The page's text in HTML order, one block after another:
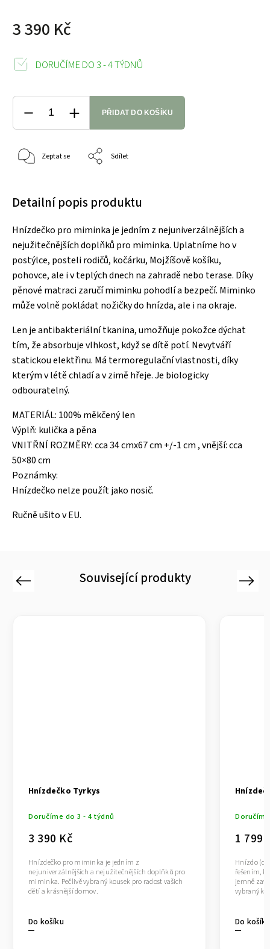
3 390 Kč
DORUČÍME DO 3 - 4 TÝDNŮ
PŘIDAT DO KOŠÍKU
Zeptat se Sdílet
Detailní popis produktu
Hnízdečko pro miminka je jedním z nejuniverzálnějších a
nejužitečnějších doplňků pro miminka. Uplatníme ho v
postýlce, posteli rodičů, kočárku, Mojžíšově košíku,
pohovce, ale i v teplých dnech na zahradě nebo terase. Díky
pěnové matraci zaručí miminku pohodlí a bezpečí. Miminko
může volně pokládat nožičky do hnízda, ale i na okraje.
Len je antibakteriální tkanina, umožňuje pokožce dýchat
tím, že absorbuje vlhkost, když se dítě potí. Nevytváří
statickou elektřinu. Má termoregulační vlastnosti, díky
kterým v létě chladí a v zimě hřeje. Je biologicky
odbouratelný.
MATERIÁL: 100% měkčený len
Výplň: kulička a pěna
VNITŘNÍ ROZMĚRY: cca 34 cmx67 cm +/-1 cm , vnější: cca
50×80 cm
Poznámky:
Hnízdečko nelze použít jako nosič.
Ručně ušito v EU.
Související produkty
Previous
Hnízdečko Tyrkys
Doručíme do 3 - 4 týdnů
3 390 Kč
Do košíku
Hnízdečko pro miminka je jedním z
nejuniverzálnějších a nejužitečnějších doplňků pro
miminka. Pečlivě vybraný kousek pro radost vašich
dětí a krásnější domov.
1 799
Do košíku
Hnízdo
řešením,
jemně
vybraný
Next